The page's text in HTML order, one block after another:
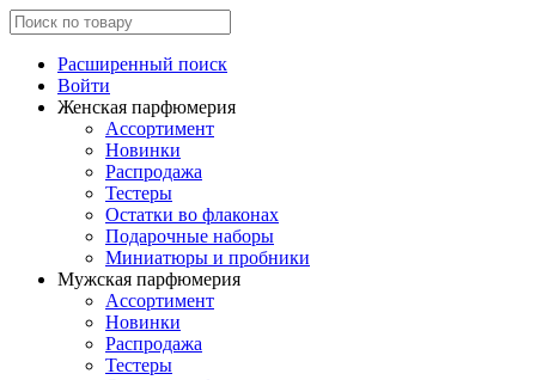
Расширенный поиск
Войти
Женская парфюмерия
Ассортимент
Новинки
Распродажа
Тестеры
Остатки во флаконах
Подарочные наборы
Миниатюры и пробники
Мужская парфюмерия
Ассортимент
Новинки
Распродажа
Тестеры